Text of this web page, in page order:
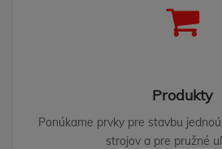
Produkty
Ponúkame prvky pre stavbu
strojov a pre pružné